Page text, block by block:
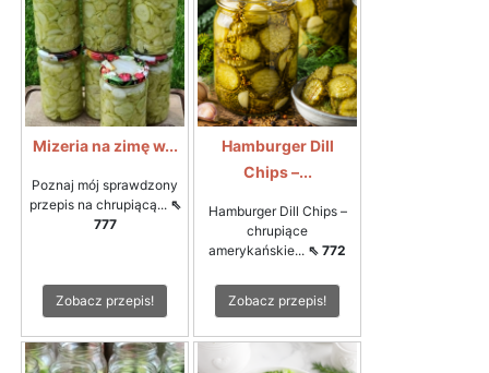
Mizeria na zimę w...
Poznaj mój sprawdzony
przepis na chrupiącą... ⇖
777
Zobacz przepis!
Hamburger Dill
Chips –...
Hamburger Dill Chips –
chrupiące
amerykańskie... ⇖ 772
Zobacz przepis!